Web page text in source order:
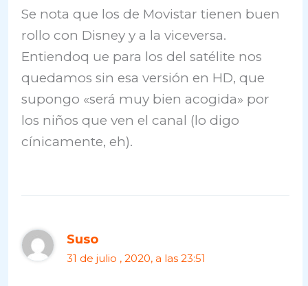
Se nota que los de Movistar tienen buen
rollo con Disney y a la viceversa.
Entiendoq ue para los del satélite nos
quedamos sin esa versión en HD, que
supongo «será muy bien acogida» por
los niños que ven el canal (lo digo
cínicamente, eh).
Suso
31 de julio , 2020, a las 23:51